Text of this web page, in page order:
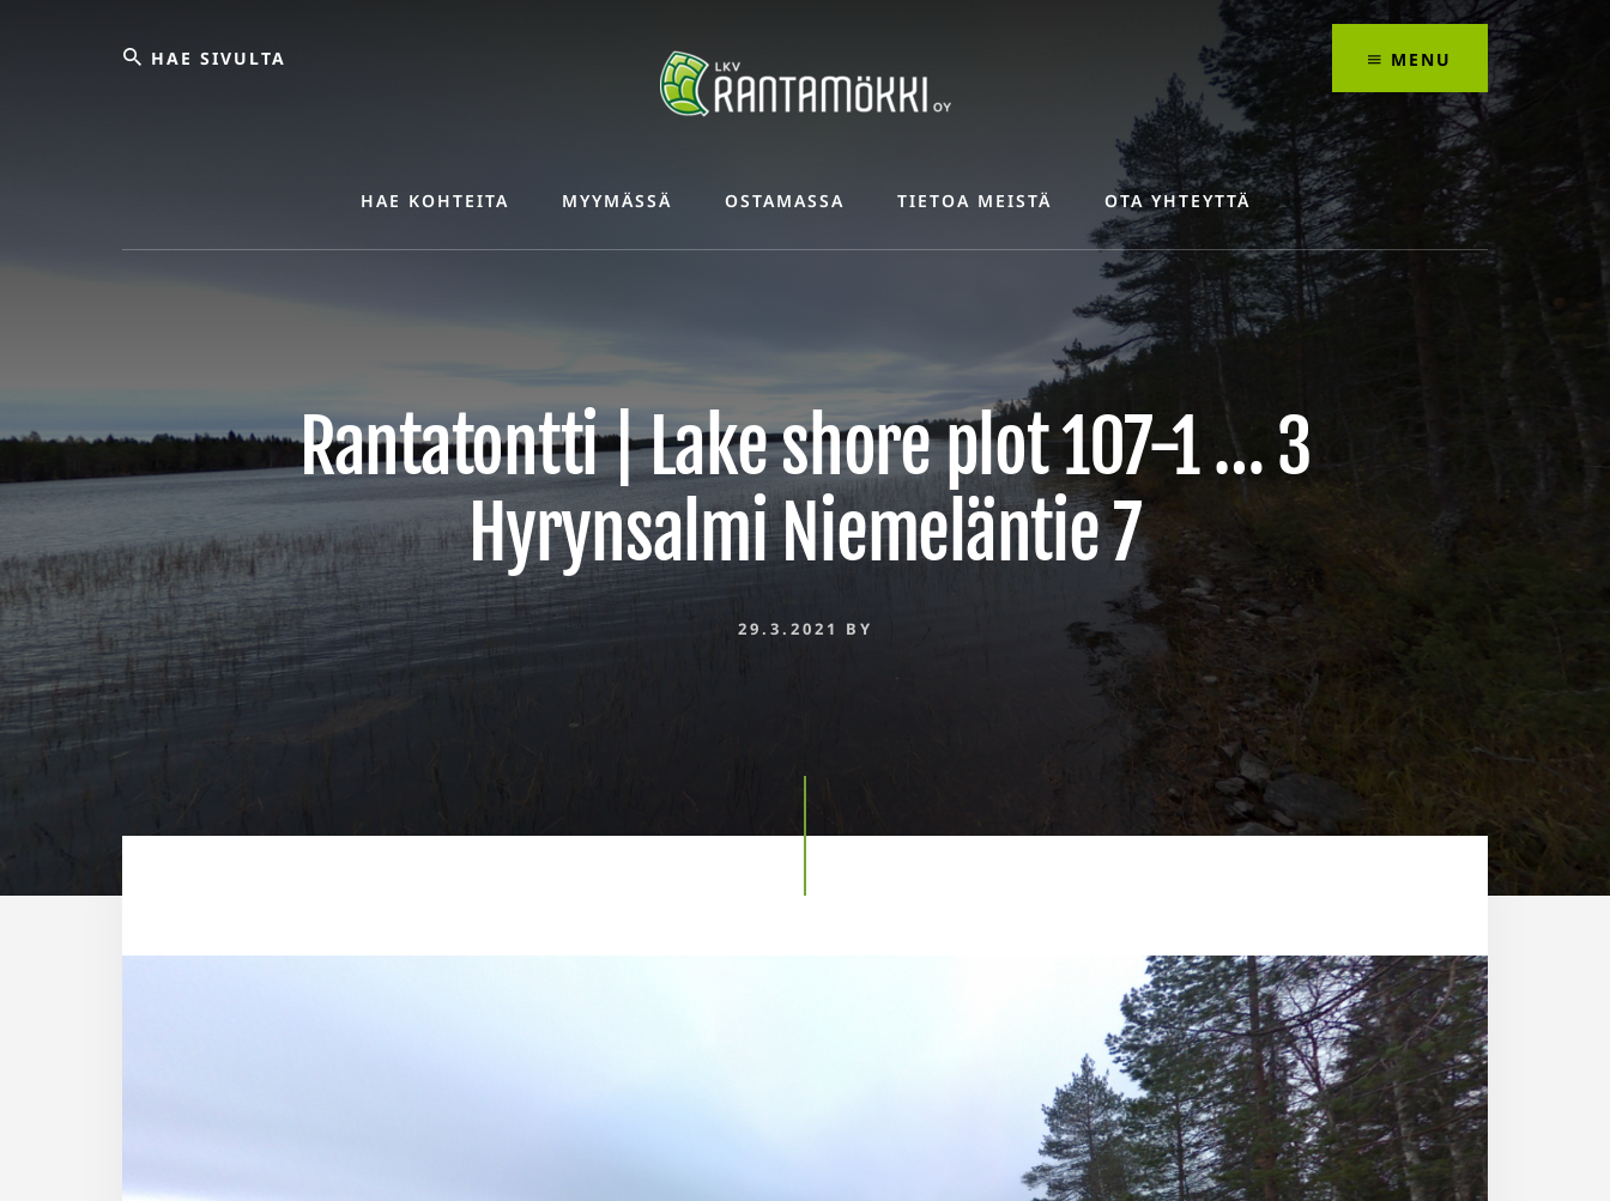
MENU
Hae
HAE KOHTEITA MYYMÄSSÄ OSTAMASSA TIETOA MEISTÄ OTA YHTEYTTÄ
Rantatontti | Lake shore plot 107-1 … 3
Hyrynsalmi Niemeläntie 7
29.3.2021 BY